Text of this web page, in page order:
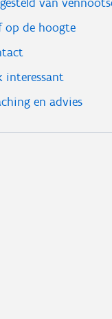
op de hoogte
interessant
en advies